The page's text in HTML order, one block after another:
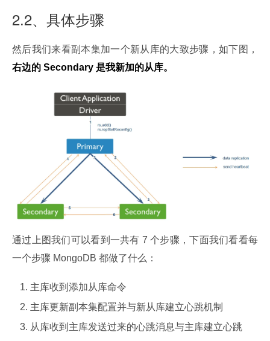
2.2、具体步骤
然后我们来看副本集加一个新从库的大致步骤，如下图，
右边的 Secondary 是我新加的从库。
通过上图我们可以看到一共有 7 个步骤，下面我们看看每
一个步骤 MongoDB 都做了什么：
主库收到添加从库命令
主库更新副本集配置并与新从库建立心跳机制
从库收到主库发送过来的心跳消息与主库建立心跳